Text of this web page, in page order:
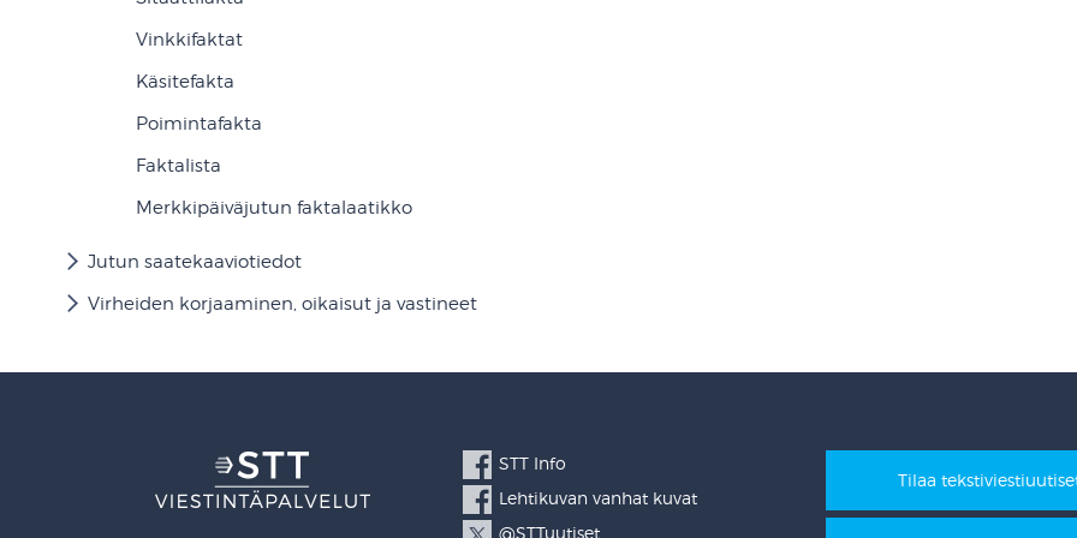
Vinkkifaktat
Käsitefakta
Poimintafakta
Faktalista
Merkkipäiväjutun faktalaatikko
Jutun saatekaaviotiedot
Virheiden korjaaminen, oikaisut ja vastineet
Tilaa
STT Info
Lehtikuvan vanhat kuvat
@STTuutiset